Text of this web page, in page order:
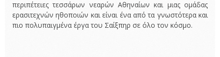
περιπέτειες τεσσάρων νεαρών Αθηναίων και μιας ομάδας
ερασιτεχνών ηθοποιών και είναι ένα από τα γνωστότερα και
πιο πολυπαιγμένα έργα του Σαίξπηρ σε όλο τον κόσμο.